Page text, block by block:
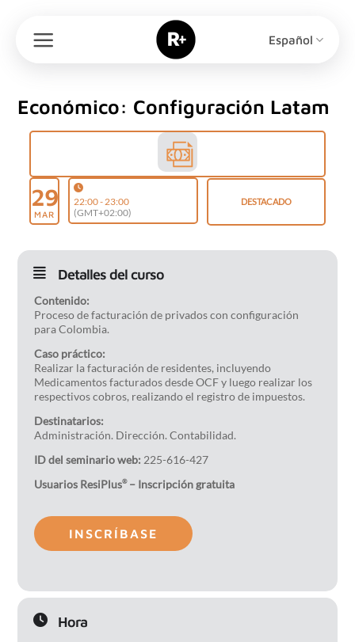
contenido
Español
Económico: Configuración Latam
29
MAR
22:00 - 23:00
(GMT+02:00)
DESTACADO
Detalles del curso
Contenido:
Proceso de facturación de privados con configuración
para Colombia.
Caso práctico:
Realizar la facturación de residentes, incluyendo
Medicamentos facturados desde OCF y luego realizar los
respectivos cobros, realizando el registro de impuestos.
Destinatarios:
Administración. Dirección. Contabilidad.
ID del seminario web: 225-616-427
Usuarios ResiPlus®– Inscripción gratuita
INSCRÍBASE
Hora